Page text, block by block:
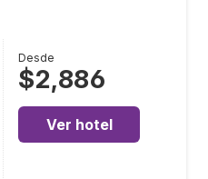
Desde
$2,886
Ver hotel